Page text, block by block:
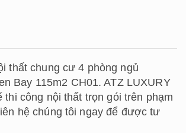
thất chung cư 4 phòng ngủ
Bay 115m2 CH01. ATZ LUXURY
thi công nội thất trọn gói trên phạm
hệ chúng tôi ngay để được tư